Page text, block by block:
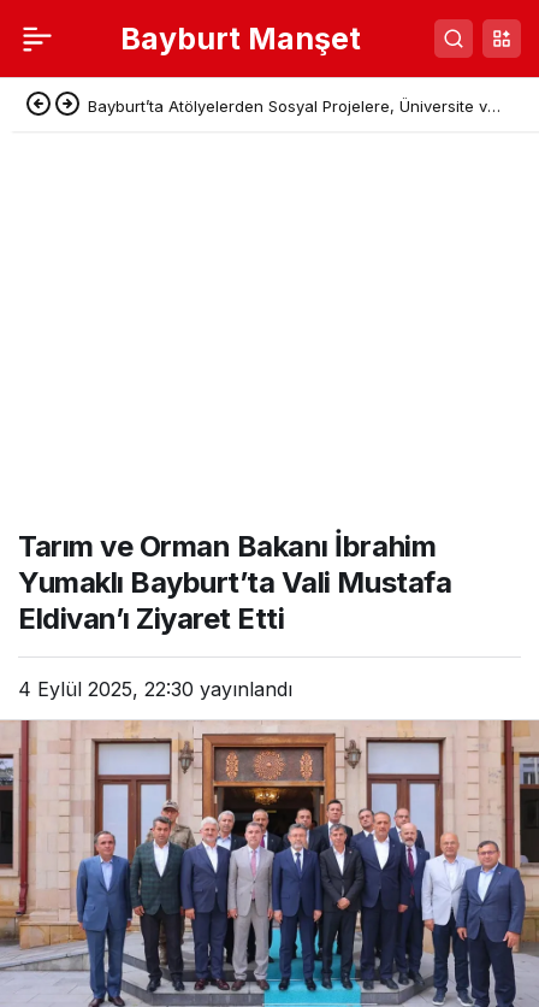
Bayburt Manşet
Bayburt’ta Atölyelerden Sosyal Projelere, Üniversite ve
Tarım ve Orman Bakanı İbrahim
Yumaklı Bayburt’ta Vali Mustafa
Eldivan’ı Ziyaret Etti
4 Eylül 2025, 22:30 yayınlandı